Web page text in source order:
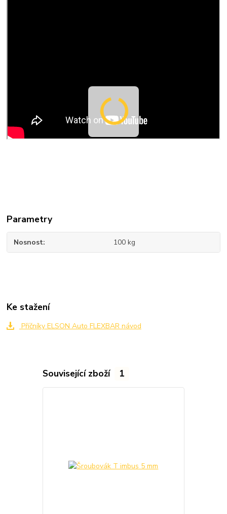
Parametry
Nosnost 100 kg
Ke stažení
Příčníky ELSON Auto FLEXBAR návod
Související zboží 1